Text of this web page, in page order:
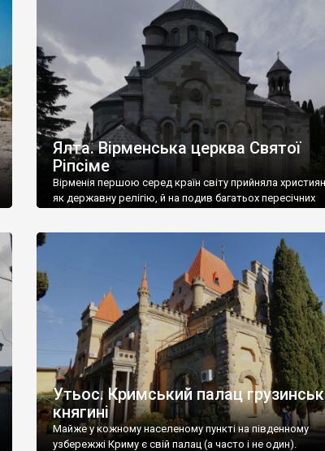
називаються «повстяками» (postaki)…” “Вино. Крим
виробляє відмінне вино і його вдосталь: воно все
легке біле і дуже […]
Ялта. Вірменська церква Святої
Ріпсіме
Вірменія першою серед країн світу прийняла
як державну релігію, й на подив багатьох пересічних
Утьос. Кримський палац
княгині
Майже у кожному населеному пункті на південному
узбережжі Криму є свій палац (а часто і не один).